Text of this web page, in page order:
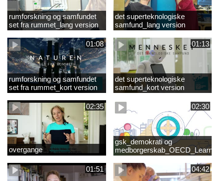
rumforskning og samfundet
set fra rummet_lang version
det superteknologiske
samfund_lang version
01:08
rumforskning og samfundet
set fra rummet_kort version
01:13
det superteknologiske
samfund_kort version
02:35
overgange
02:30
gsk_demokrati og
Compass 2030
01:51
04:42